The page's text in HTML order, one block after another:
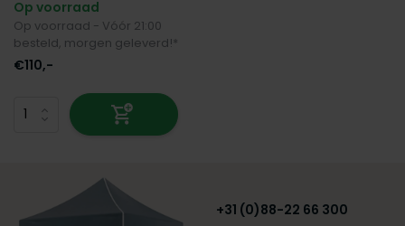
Op voorraad
Op voorraad - Vóór 21:00
besteld, morgen geleverd!*
€110,-
+31 (0)88-22 66 300